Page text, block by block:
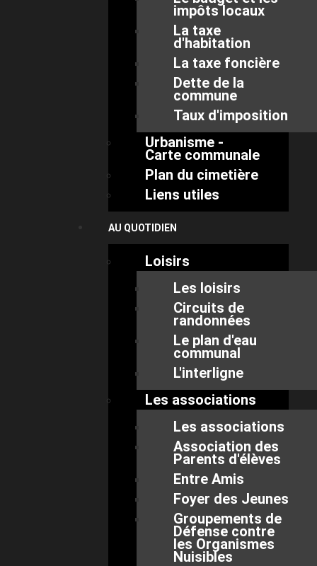
impôts locaux
La taxe
d'habitation
La taxe foncière
Dette de la
commune
Taux d'imposition
Urbanisme -
Carte communale
Plan du cimetière
Liens utiles
AU QUOTIDIEN
Loisirs
Les loisirs
Circuits de
randonnées
Le plan d'eau
communal
L'interligne
Les associations
Les associations
Association des
Parents d'élèves
Entre Amis
Foyer des Jeunes
Groupements de
Défense contre
les Organismes
Nuisibles